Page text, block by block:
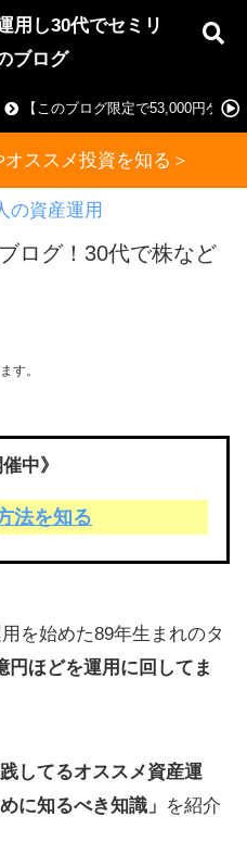
用し30代でセミリ
ブログ
【このブログ限定で53,000円ゲッ
ススメ投資を知る＞
の資産運用
ログ！30代で株など
す。
中》
法を知る
を始めた89年生まれのタ
円ほどを運用に回してま
践してるオススメ資産運
に知るべき知識」 を紹介